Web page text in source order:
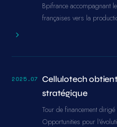
Bpifrance accompagnant
françaises vers la
2025.07
Cellulotech
stratégique
Tour de financement
Opportunities pour